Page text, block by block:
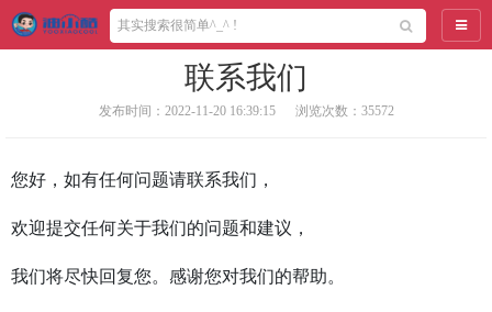
导航
联系我们
发布时间：2022-11-20 16:39:15 浏览次数：35572
您好，如有任何问题请联系我们，
欢迎提交任何关于我们的问题和建议，
我们将尽快回复您。感谢您对我们的帮助。